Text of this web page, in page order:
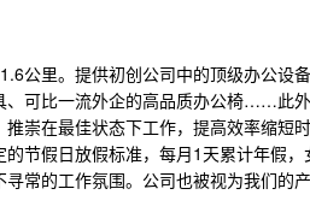
公里。提供初创公司中的顶级办公设
、可比一流外企的高品质办公椅……此
崇在最佳状态下工作，提高效率缩短
节假日放假标准，每月1天累计年假
常的工作氛围。公司也被视为我们的